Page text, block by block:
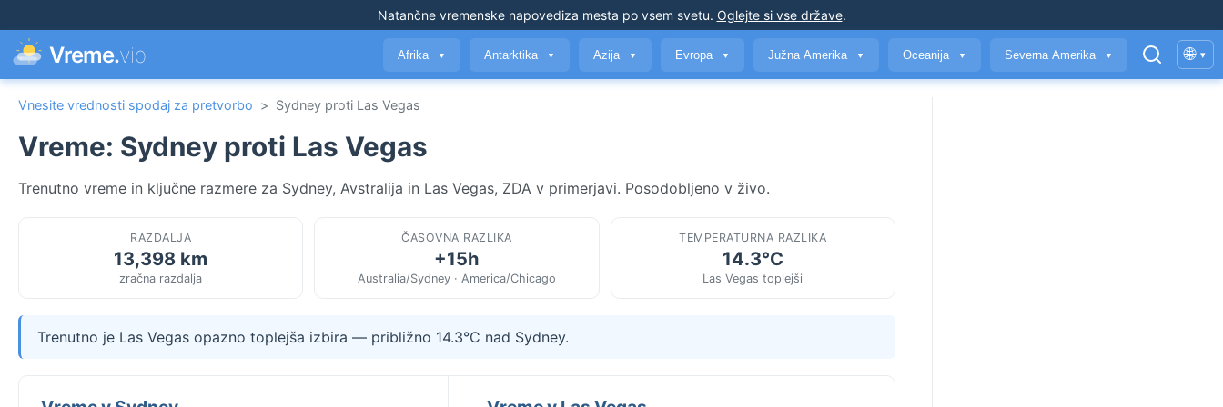
Natančne vremenske napovediza mesta po vsem svetu. Oglejte si vse države.
Vreme.vip Afrika ▼ Antarktika ▼ Azija ▼ Evropa ▼ Južna Amerika ▼ Oceanija ▼ Severna Amerika ▼ 🌐 ▾
Vnesite vrednosti spodaj za pretvorbo > Sydney proti Las Vegas
Vreme: Sydney proti Las Vegas
Trenutno vreme in ključne razmere za Sydney, Avstralija in Las Vegas, ZDA v primerjavi. Posodobljeno v živo.
RAZDALJA
13,398 km
zračna razdalja
ČASOVNA RAZLIKA
+15h
Australia/Sydney · America/Chicago
TEMPERATURNA RAZLIKA
14.3°C
Las Vegas toplejši
Trenutno je Las Vegas opazno toplejša izbira — približno 14.3°C nad Sydney.